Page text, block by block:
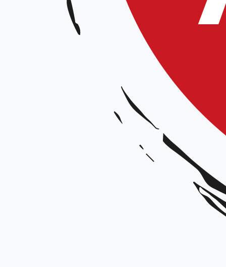
USAO Aïkido Arras
Rue Beauffort 62000 Arras
https://www.facebook.com/p/
Baisieux Arts Martiaux
Espace Suzanne Régnier - 280
https://baisieuxartsmartiaux.fr/
Aïkido Beauquesne
29 Place Publique 80600